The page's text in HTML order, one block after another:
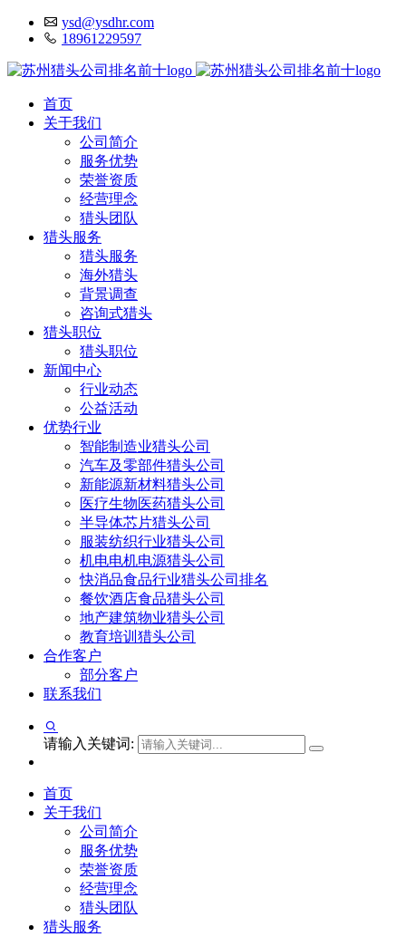
ysd@ysdhr.com
18961229597
首页
关于我们
公司简介
服务优势
荣誉资质
经营理念
猎头团队
猎头服务
猎头服务
海外猎头
背景调查
咨询式猎头
猎头职位
猎头职位
新闻中心
行业动态
公益活动
优势行业
智能制造业猎头公司
汽车及零部件猎头公司
新能源新材料猎头公司
医疗生物医药猎头公司
半导体芯片猎头公司
服装纺织行业猎头公司
机电电机电源猎头公司
快消品食品行业猎头公司排名
餐饮酒店食品猎头公司
地产建筑物业猎头公司
教育培训猎头公司
合作客户
部分客户
联系我们
请输入关键词:
首页
关于我们
公司简介
服务优势
荣誉资质
经营理念
猎头团队
猎头服务